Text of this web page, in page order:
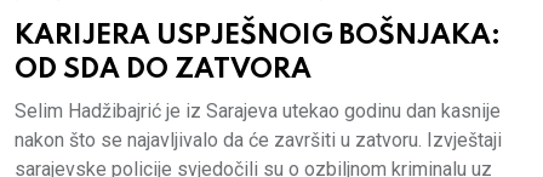
KARIJERA USPJEŠNOIG BOŠNJAKA:
OD SDA DO ZATVORA
Selim Hadžibajrić je iz Sarajeva utekao godinu dan kasnije
nakon što se najavljivalo da će završiti u zatvoru. Izvještaji
sarajevske policije svjedočili su o ozbiljnom kriminalu uz